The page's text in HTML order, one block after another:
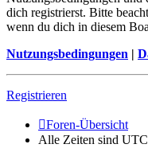
dich registrierst. Bitte
wenn du dich in diesem
Nutzungsbedingungen |
Registrieren
Foren-Übersicht
Alle Zeiten sind